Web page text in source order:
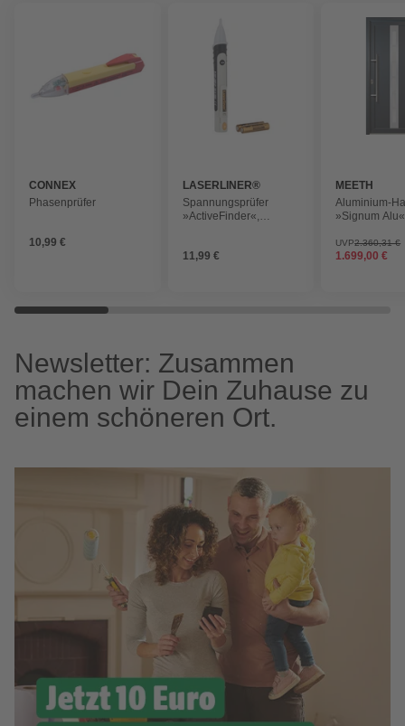
CONNEX
Phasenprüfer
10,99 €
LASERLINER®
Spannungsprüfer
»ActiveFinder«,
11,99 €
MEETH
Aluminium-
»Signum
nach Innen
ohne Türgriff
UVP2.360,31 €
1.699,00 €
Newsletter: Zusammen
machen wir Dein Zuhause zu
einem schöneren Ort.